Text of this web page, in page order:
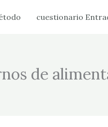
cuestionario
de